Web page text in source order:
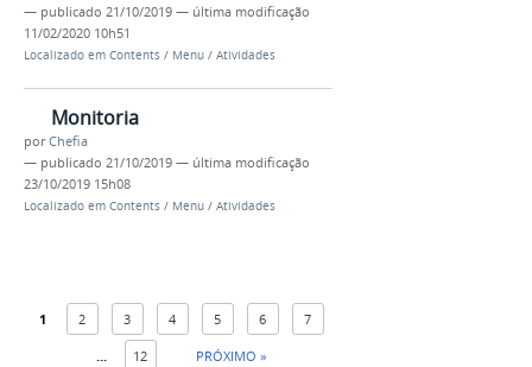
— publicado 21/10/2019 — última modificação
11/02/2020 10h51
Localizado em Contents / Menu / Atividades
Monitoria
porChefia
— publicado 21/10/2019 — última modificação
23/10/2019 15h08
Localizado em Contents / Menu / Atividades
1 2 3 4 5 6 7
... 12 PRÓXIMO »